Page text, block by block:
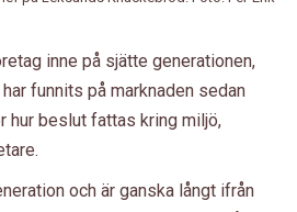
inne på sjätte generationen,
funnits på marknaden sedan
hur beslut fattas kring miljö,
och är ganska långt ifrån